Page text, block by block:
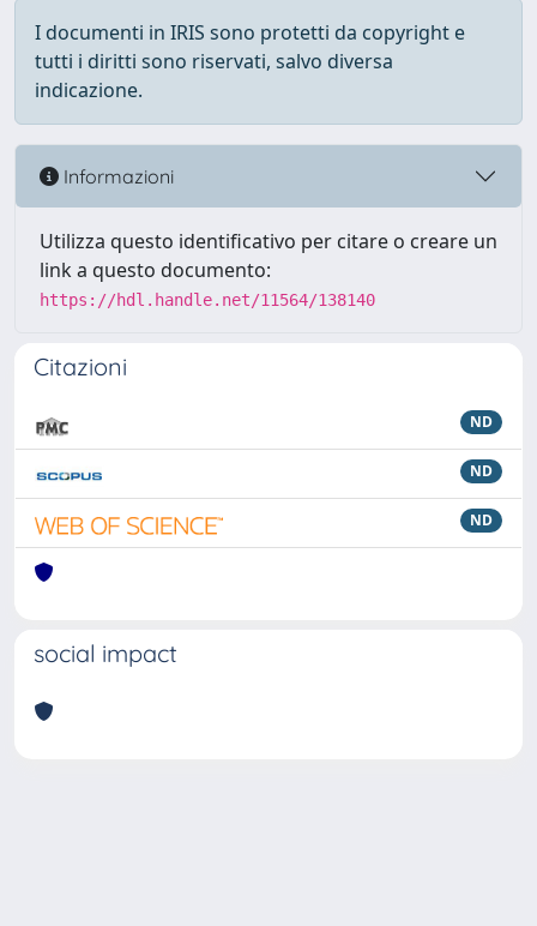
I documenti in IRIS sono protetti da copyright e
tutti i diritti sono riservati, salvo diversa
indicazione.
Informazioni
Utilizza questo identificativo per citare o creare un
link a questo documento:
https://hdl.handle.net/11564/138140
Citazioni
ND
ND
ND
social impact